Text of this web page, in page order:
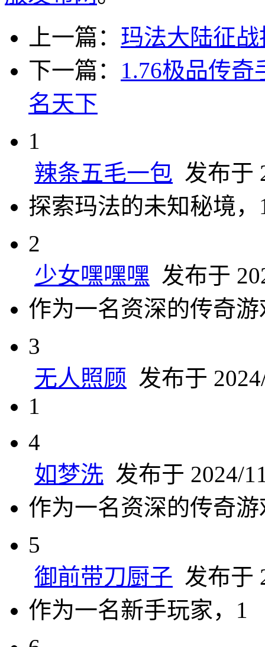
上一篇： 玛法大陆征
下一篇： 1.76极品传
名天下
1
辣条五毛一包 发布于
探索玛法的未知秘境，
2
少女嘿嘿嘿 发布于
作为一名资深的传奇
3
无人照顾 发布于
1
4
如梦洗 发布于 2024/
作为一名资深的传奇
5
御前带刀厨子 发布于
作为一名新手玩家，1